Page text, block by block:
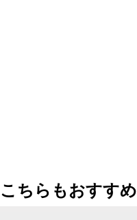
こちらもおすすめ